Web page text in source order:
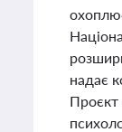
надає
Проєкт